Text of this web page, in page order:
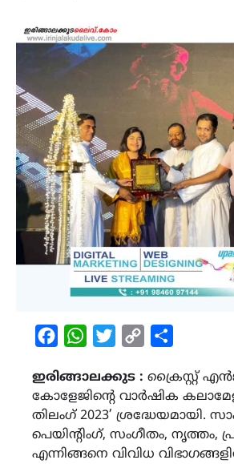
FacebookWhatsAppTwitterCopy
ഇരിങ്ങാലക്കുട : ക്രൈസ്റ്റ്
കോളേജിൻ്റെ വാർഷിക
തിലംഗ് 2023’ ശ്രദ്ധേയമായി.
പെയിൻ്റിംഗ്, സംഗീതം, നൃത്തം,
എന്നിങ്ങനെ വിവിധ